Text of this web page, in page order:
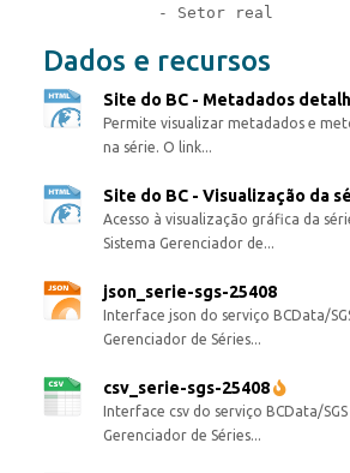
Dados e recursos
Site do BC - Metadados
Permite visualizar metadados e
na série. O link...
Site do BC - Visualização da
Acesso à visualização gráfica da
Sistema Gerenciador de...
json_serie-sgs-25408
Interface json do serviço BCData/
Gerenciador de Séries...
csv_serie-sgs-25408
Interface csv do serviço BCData/SGS
Gerenciador de Séries...